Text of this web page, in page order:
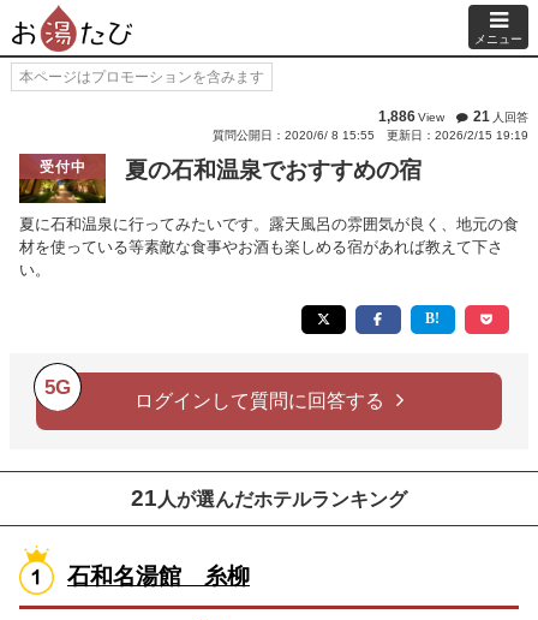
メニュー
本ページはプロモーションを含みます
1,886View 21 人回答
質問公開日：2020/6/ 8 15:55
更新日：2026/2/15 19:19
受付中 夏の石和温泉でおすすめの宿
夏に石和温泉に行ってみたいです。露天風呂の雰囲気が良く、地元の食
材を使っている等素敵な食事やお酒も楽しめる宿があれば教えて下さ
い。
5G
ログインして質問に回答する
21 人が選んだホテルランキング
石和名湯館 糸柳